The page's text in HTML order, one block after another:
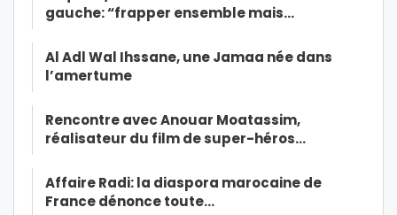
gauche: “frapper ensemble mais…
Al Adl Wal Ihssane, une Jamaa née dans
l’amertume
Rencontre avec Anouar Moatassim,
réalisateur du film de super-héros…
Affaire Radi: la diaspora marocaine de
France dénonce toute…